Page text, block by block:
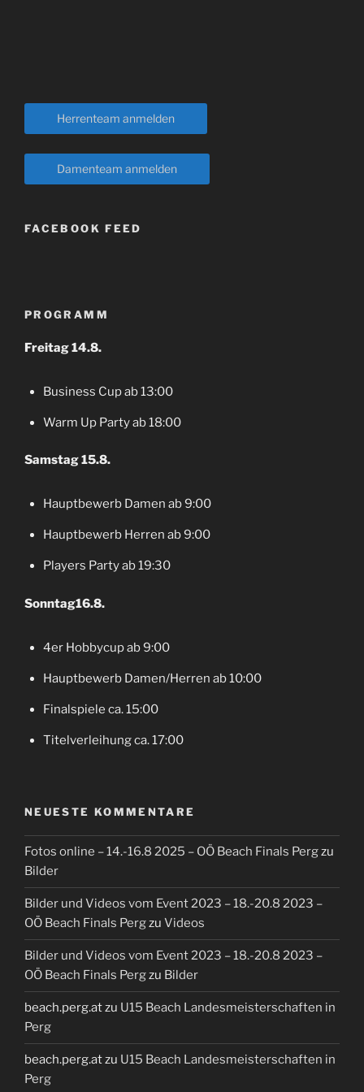
Herrenteam anmelden
Damenteam anmelden
FACEBOOK FEED
PROGRAMM
Freitag 14.8.
Business Cup ab 13:00
Warm Up Party ab 18:00
Samstag 15.8.
Hauptbewerb Damen ab 9:00
Hauptbewerb Herren ab 9:00
Players Party ab 19:30
Sonntag16.8.
4er Hobbycup ab 9:00
Hauptbewerb Damen/Herren ab 10:00
Finalspiele ca. 15:00
Titelverleihung ca. 17:00
NEUESTE KOMMENTARE
Fotos online – 14.-16.8 2025 – OÖ Beach Finals Pergzu
Bilder
Bilder und Videos vom Event 2023 – 18.-20.8 2023 –
OÖ Beach Finals Pergzu Videos
Bilder und Videos vom Event 2023 – 18.-20.8 2023 –
OÖ Beach Finals Pergzu Bilder
beach.perg.atzu U15 Beach Landesmeisterschaften in
Perg
beach.perg.atzu U15 Beach Landesmeisterschaften in
Perg